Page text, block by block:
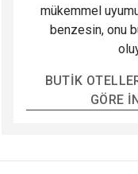
mükemmel
benzesin, onu
BUTIK
GÖRE